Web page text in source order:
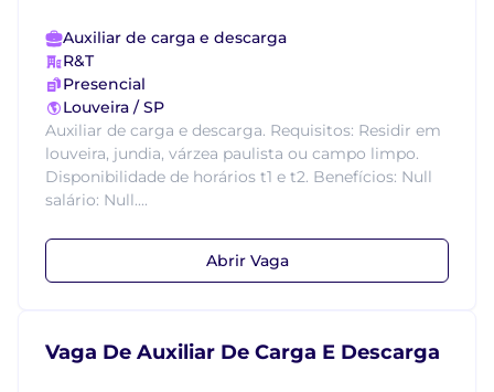
Auxiliar de carga e descarga
R&T
Presencial
Louveira / SP
Auxiliar de carga e descarga. Requisitos: Residir em
louveira, jundia, várzea paulista ou campo limpo.
Disponibilidade de horários t1 e t2. Benefícios: Null
salário: Null....
Abrir Vaga
Vaga De Auxiliar De Carga E Descarga